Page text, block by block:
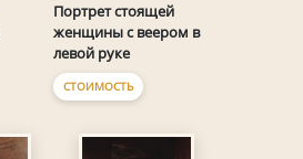
Портрет стоящей
женщины с веером в
левой руке
СТОИМОСТЬ